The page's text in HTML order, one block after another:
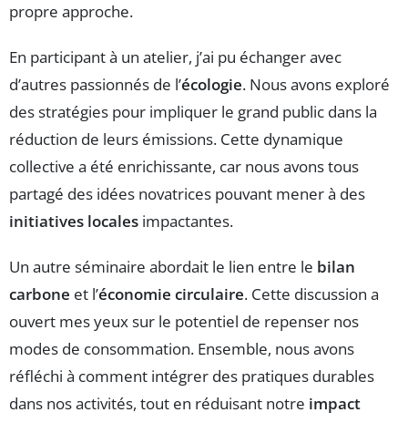
propre approche.
En participant à un atelier, j’ai pu échanger avec
d’autres passionnés de l’écologie. Nous avons exploré
des stratégies pour impliquer le grand public dans la
réduction de leurs émissions. Cette dynamique
collective a été enrichissante, car nous avons tous
partagé des idées novatrices pouvant mener à des
initiatives locales impactantes.
Un autre séminaire abordait le lien entre le bilan
carbone et l’économie circulaire. Cette discussion a
ouvert mes yeux sur le potentiel de repenser nos
modes de consommation. Ensemble, nous avons
réfléchi à comment intégrer des pratiques durables
dans nos activités, tout en réduisant notre impact